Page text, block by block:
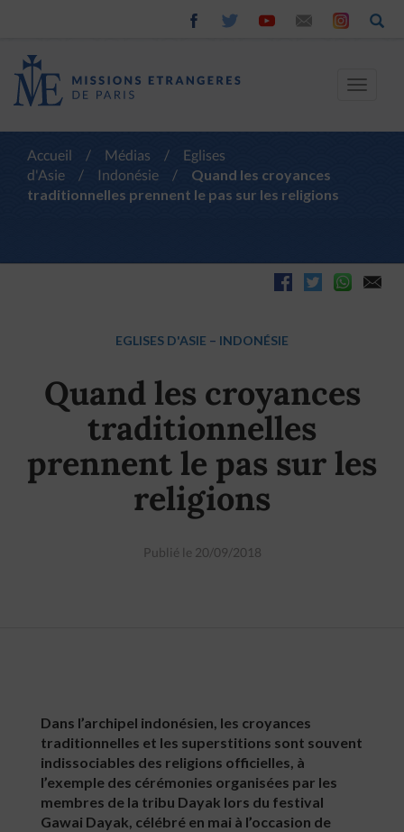
Toggle
Accueil / Médias /
Eglises
d'Asie
/ Indonésie /
Quand les croyances
traditionnelles prennent le pas sur les religions
EGLISES D'ASIE – INDONÉSIE
Quand les croyances
traditionnelles
prennent le pas sur les
religions
Publié le 20/09/2018
Dans l’archipel indonésien, les croyances
traditionnelles et les superstitions sont souvent
indissociables des religions officielles, à
l’exemple des cérémonies organisées par les
membres de la tribu Dayak lors du festival
Gawai Dayak, célébré en mai à l’occasion de